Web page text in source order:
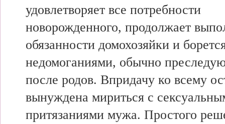
удовлетворяет все потребности
новорожденного, продолжает
обязанности домохозяйки и
недомоганиями, обычно
после родов. Впридачу ко всему
вынуждена мириться с
притязаниями мужа. Простого